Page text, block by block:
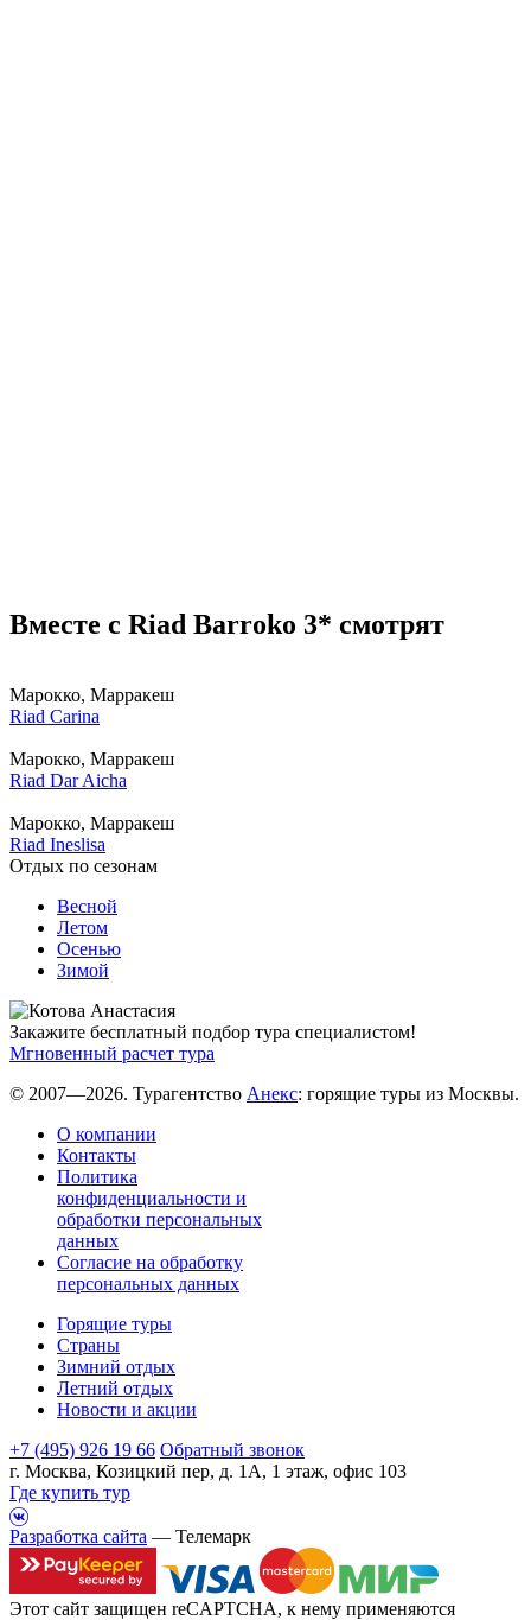
Вместе с Riad Barroko 3* смотрят
Марокко, Марракеш
Riad Carina
Марокко, Марракеш
Riad Dar Aicha
Марокко, Марракеш
Riad Ineslisa
Отдых по сезонам
Весной
Летом
Осенью
Зимой
Закажите бесплатный подбор тура специалистом!
Мгновенный расчет тура
© 2007—2026. Турагентство Анекс: горящие туры из Москвы.
О компании
Контакты
Политика
конфиденциальности и
обработки персональных
данных
Согласие на обработку
персональных данных
Горящие туры
Страны
Зимний отдых
Летний отдых
Новости и акции
+7 (495) 926 19 66 Обратный звонок
г. Москва, Козицкий пер, д. 1А, 1 этаж, офис 103
Где купить тур
Разработка сайта — Телемарк
Этот сайт защищен reCAPTCHA, к нему применяются